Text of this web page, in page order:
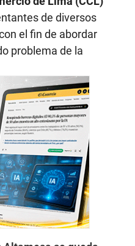
de diversos
el fin de abordar
problema de la